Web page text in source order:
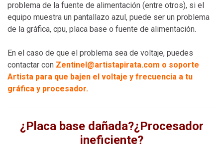
problema de la fuente de alimentación (entre otros), si el
equipo muestra un pantallazo azul, puede ser un problema
de la gráfica, cpu, placa base o fuente de alimentación.
En el caso de que el problema sea de voltaje, puedes
contactar con Zentinel@artistapirata.com o soporte
Artista para que bajen el voltaje y frecuencia a tu
gráfica y procesador.
¿Placa base dañada?¿Procesador
ineficiente?